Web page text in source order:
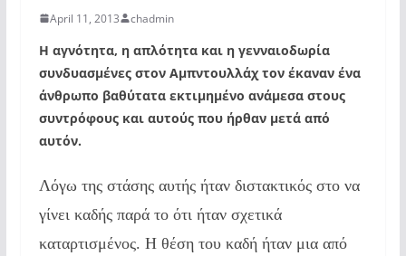
April 11, 2013 chadmin
Η αγνότητα, η απλότητα και η γενναιοδωρία
συνδυασμένες στον Αμπντουλλάχ τον έκαναν ένα
άνθρωπο βαθύτατα εκτιμημένο ανάμεσα στους
συντρόφους και αυτούς που ήρθαν μετά από
αυτόν.
Λόγω της στάσης αυτής ήταν διστακτικός στο να
γίνει καδής παρά το ότι ήταν σχετικά
καταρτισμένος. Η θέση του καδή ήταν μια από